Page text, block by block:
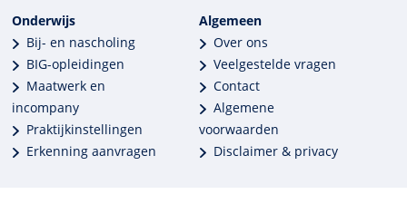
Onderwijs
Bij- en nascholing
BIG-opleidingen
Maatwerk en
incompany
Praktijkinstellingen
Erkenning aanvragen
Algemeen
Over ons
Veelgestelde vragen
Contact
Algemene
voorwaarden
Disclaimer & privacy